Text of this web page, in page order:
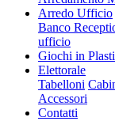
Arredo Ufficio
Banco
ufficio
Giochi in
Elettorale
Tabelloni
Accessori
Contatti